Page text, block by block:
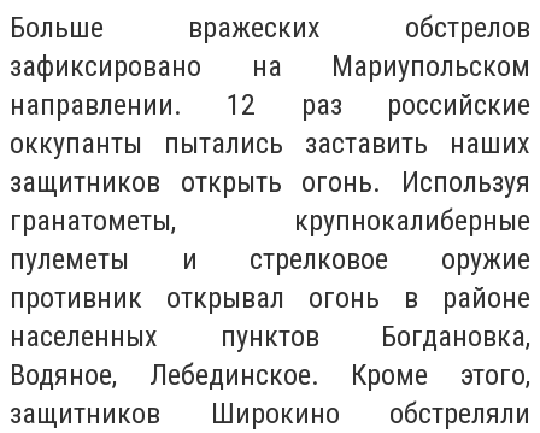
Больше вражеских обстрелов
зафиксировано на Мариупольском
направлении. 12 раз российские
оккупанты пытались заставить наших
защитников открыть огонь. Используя
гранатометы, крупнокалиберные
пулеметы и стрелковое оружие
противник открывал огонь в районе
населенных пунктов Богдановка,
Водяное, Лебединское. Кроме этого,
защитников Широкино обстреляли